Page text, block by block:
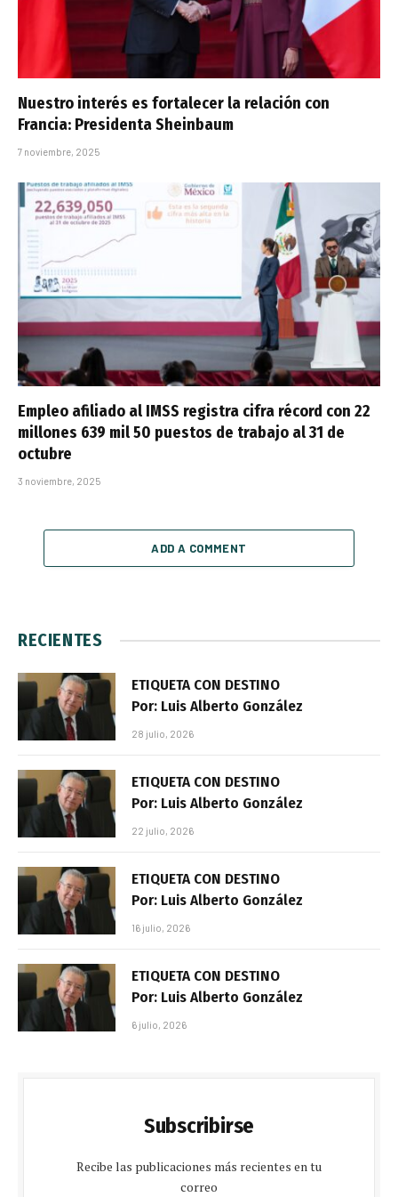
Nuestro interés es fortalecer la relación con
Francia: Presidenta Sheinbaum
7 noviembre, 2025
Empleo afiliado al IMSS registra cifra récord con 22
millones 639 mil 50 puestos de trabajo al 31 de
octubre
3 noviembre, 2025
ADD A COMMENT
RECIENTES
ETIQUETA CON DESTINO
Por: Luis Alberto González
28 julio, 2026
ETIQUETA CON DESTINO
Por: Luis Alberto González
22 julio, 2026
ETIQUETA CON DESTINO
Por: Luis Alberto González
16 julio, 2026
ETIQUETA CON DESTINO
Por: Luis Alberto González
6 julio, 2026
Subscribirse
Recibe las publicaciones más recientes en tu
correo